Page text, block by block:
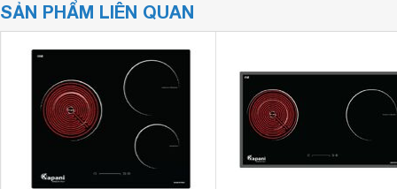
Chất liệu mặt bếp
Có hẹn giờ
Tiện ích Nhận diện
Kích thước 580 x 510 mm
Kích thước lắp âm 560 x 490 mm
SẢN PHẨM LIÊN QUAN